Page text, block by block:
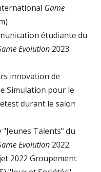
Game
étudiante du
Evolution 2023
innovation de
Simulation pour le
durant le salon
Talents" du
Evolution 2022
2022 Groupement